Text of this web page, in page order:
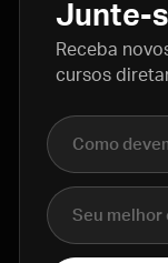
Junte-
Receba
cursos
Nome
E-mail